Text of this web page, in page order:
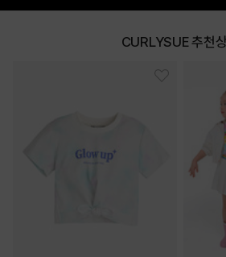
CURLYSUE 추천